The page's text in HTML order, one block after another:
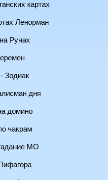
картах
Ленорман
Рунах
Зодиак
дня
домино
чакрам
МО